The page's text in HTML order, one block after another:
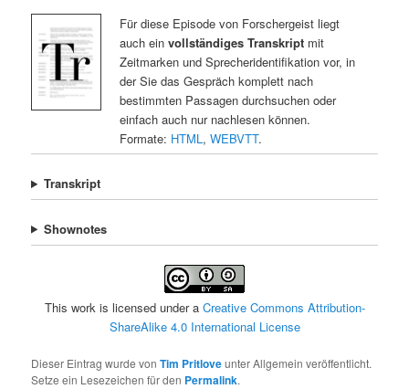
Für diese Episode von Forschergeist liegt
auch ein vollständiges Transkriptmit
Zeitmarken und Sprecheridentifikation vor, in
der Sie das Gespräch komplett nach
bestimmten Passagen durchsuchen oder
einfach auch nur nachlesen können.
Formate: HTML , WEBVTT.
Transkript
Shownotes
This work is licensed under a Creative Commons Attribution-
ShareAlike 4.0 International License
Dieser Eintrag wurde vonTim Pritloveunter Allgemein veröffentlicht.
Setze ein Lesezeichen für den Permalink.